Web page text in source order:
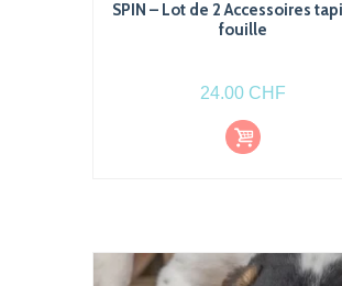
SPIN – Lot de 2 Accessoires
fouille
24.00 CHF
Choi
x
des
Ce
options